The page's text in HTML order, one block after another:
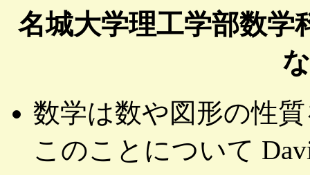
名城大学理工学部数学
数学は数や図形の性
このことについて